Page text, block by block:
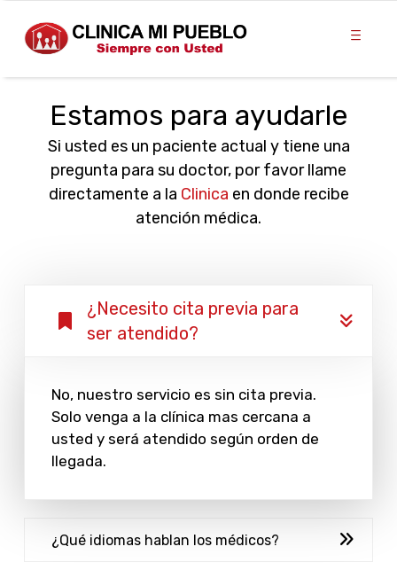
Estamos para ayudarle
Si usted es un paciente actual y tiene una
pregunta para su doctor, por favor llame
directamente a la Clinica en donde recibe
atención médica.
¿Necesito cita previa para
ser atendido?
No, nuestro servicio es sin cita previa.
Solo venga a la clínica mas cercana a
usted y será atendido según orden de
llegada.
¿Qué idiomas hablan los médicos?